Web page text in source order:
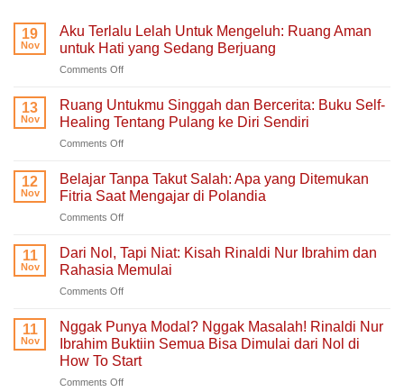
19
Nov
Aku Terlalu Lelah Untuk Mengeluh: Ruang Aman
untuk Hati yang Sedang Berjuang
Comments Offon
Terlalu
Untuk
Mengeluh:
Aman
untuk
Berjuang
13
Nov
Ruang Untukmu Singgah dan Bercerita: Buku Self-
Healing Tentang Pulang ke Diri Sendiri
Comments Offon
Untukmu
Singgah
dan
Bercerita:
Self-
Healing
Diri
Sendiri
12
Nov
Belajar Tanpa Takut Salah: Apa yang Ditemukan
Fitria Saat Mengajar di Polandia
Comments Offon
Tanpa
Takut
Salah:
Apa
Ditemukan
Fitria
Saat
Mengajar
di
11
Nov
Dari Nol, Tapi Niat: Kisah Rinaldi Nur Ibrahim dan
Rahasia Memulai
Comments Offon
Tapi
Niat:
Kisah
Rinaldi
11
Nov
Nggak Punya Modal? Nggak Masalah! Rinaldi Nur
Ibrahim Buktiin Semua Bisa Dimulai dari Nol di
How To Start
Comments Offon